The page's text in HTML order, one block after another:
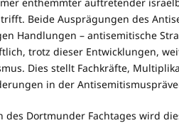
Beide Ausprägungen des
Handlungen – antisemitische
trotz dieser Entwicklungen,
Dies stellt Fachkräfte,
in der
des Dortmunder Fachtages wird